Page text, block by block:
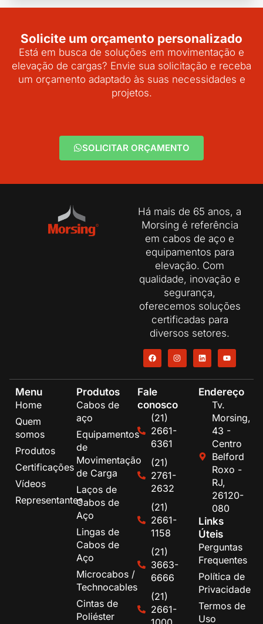
Solicite um orçamento personalizado
Está em busca de soluções em movimentação e
elevação de cargas? Envie sua solicitação e receba
um orçamento adaptado às suas necessidades e
projetos.
SOLICITAR ORÇAMENTO
Há mais de 65 anos, a
Morsing é referência
em cabos de aço e
equipamentos para
elevação. Com
qualidade, inovação e
segurança,
oferecemos soluções
certificadas para
diversos setores.
Menu
Home
Quem
somos
Produtos
Certificações
Vídeos
Representantes
Produtos
Cabos de
aço
Equipamentos
de
Movimentação
de Carga
Laços de
Cabos de
Aço
Lingas de
Cabos de
Aço
Microcabos /
Technocables
Cintas de
Poliéster
Fale
conosco
(21)
2661-
6361
(21)
2761-
2632
(21)
2661-
1158
(21)
3663-
6666
(21)
2661-
Endereço
Tv.
Morsing,
43 -
Centro
Belford
Roxo -
RJ,
26120-
080
Links
Úteis
Perguntas
Frequentes
Política de
Privacidade
Termos de
Uso